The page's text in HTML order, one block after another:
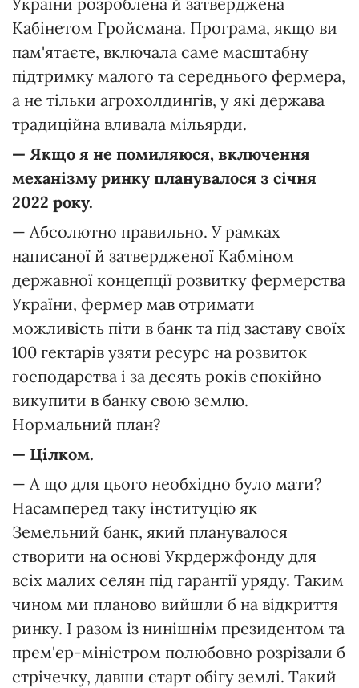
Кабінетом Гройсмана. Програма, якщо ви
пам'ятаєте, включала саме масштабну
підтримку малого та середнього фермера,
а не тільки агрохолдингів, у які держава
традиційна вливала мільярди.
— Якщо я не помиляюся, включення
механізму ринку планувалося з січня
2022 року.
— Абсолютно правильно. У рамках
написаної й затвердженої Кабміном
державної концепції розвитку фермерства
України, фермер мав отримати
можливість піти в банк та під заставу своїх
100 гектарів узяти ресурс на розвиток
господарства і за десять років спокійно
викупити в банку свою землю.
Нормальний план?
— Цілком.
— А що для цього необхідно було мати?
Насамперед таку інституцію як
Земельний банк, який планувалося
створити на основі Укрдержфонду для
всіх малих селян під гарантії уряду. Таким
чином ми планово вийшли б на відкриття
ринку. І разом із нинішнім президентом та
прем'єр-міністром полюбовно розрізали б
стрічечку, давши старт обігу землі. Такий